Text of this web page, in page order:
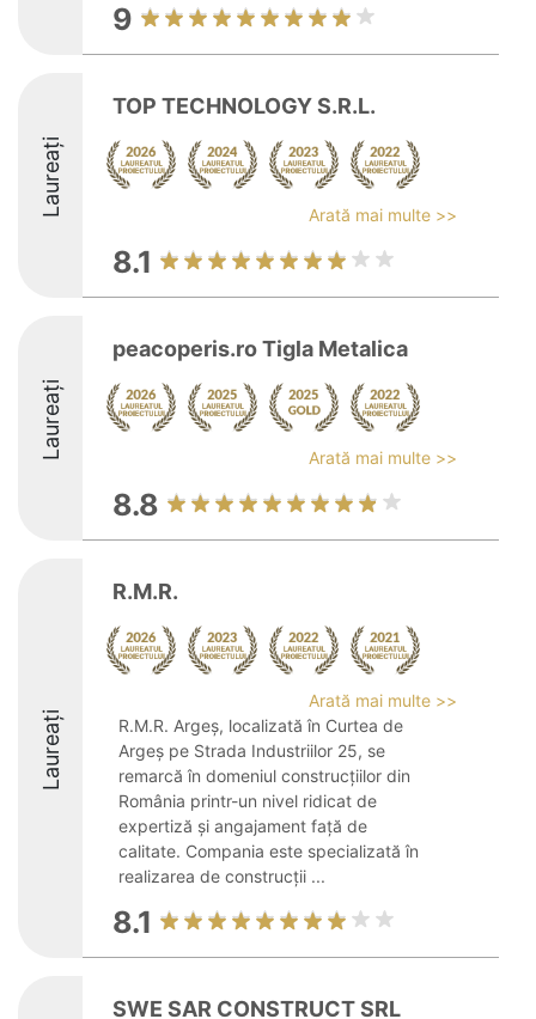
9
Laureați
TOP TECHNOLOGY S.R.L.
Arată mai multe >>
8.1
Laureați
peacoperis.ro Tigla Metalica
Arată mai multe >>
8.8
Laureați
R.M.R.
Arată mai multe >>
R.M.R. Argeș, localizată în Curtea de
Argeș pe Strada Industriilor 25, se
remarcă în domeniul construcțiilor din
România printr-un nivel ridicat de
expertiză și angajament față de
calitate. Compania este specializată în
realizarea de construcții ...
8.1
SWE SAR CONSTRUCT SRL